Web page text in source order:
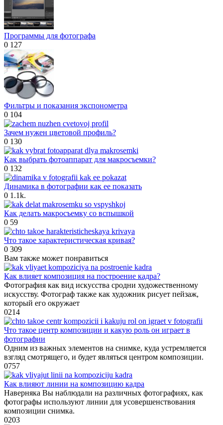
Программы для фотографа
0 127
Фильтры и показания экспонометра
0 104
Зачем нужен цветовой профиль?
0 130
Как выбрать фотоаппарат для макросъемки?
0 132
Динамика в фотографии как ее показать
0 1.1k.
Как делать макросъемку со вспышкой
0 59
Что такое характеристическая кривая?
0 309
Вам также может понравиться
Как влияет композиция на построение кадра?
Фотография как вид искусства сродни художественному
искусству. Фотограф также как художник рисует пейзаж,
который его окружает
0214
Что такое центр композиции и какую роль он играет в
фотографии
Одним из важных элементов на снимке, куда устремляется
взгляд смотрящего, и будет являться центром композиции.
0757
Как влияют линии на композицию кадра
Наверняка Вы наблюдали на различных фотографиях, как
фотографы используют линии для усовершенствования
композиции снимка.
0203